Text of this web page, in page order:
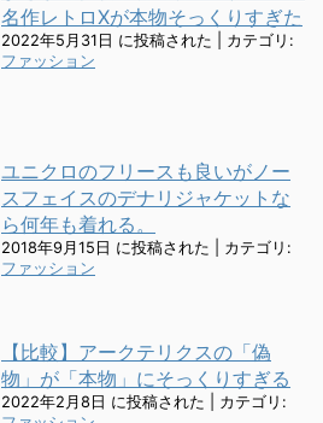
名作レトロXが本物そっくりすぎた
2022年5月31日 に投稿された
カテゴリ:
ファッション
ユニクロのフリースも良いがノー
スフェイスのデナリジャケットな
ら何年も着れる。
2018年9月15日 に投稿された
カテゴリ:
ファッション
【比較】アークテリクスの「偽
物」が「本物」にそっくりすぎる
2022年2月8日 に投稿された
カテゴリ: